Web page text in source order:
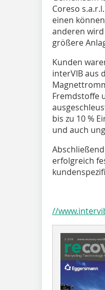
Coreso
einen
anderen
größere
Kunden
interVIB aus
Fremdstoffe
bis zu 10 %
und auch
erfolgreich
//